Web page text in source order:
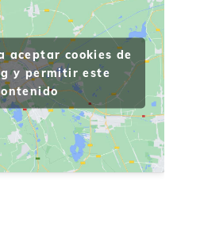
aceptar cookies de
y permitir este